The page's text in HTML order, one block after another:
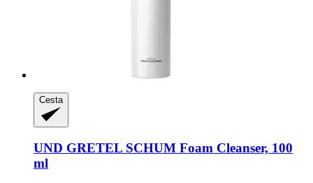
Cesta
UND GRETEL SCHUM Foam Cleanser, 100
ml